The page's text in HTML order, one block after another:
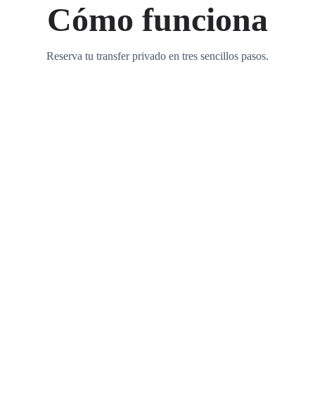
Cómo funciona
Reserva tu transfer privado en tres sencillos pasos.